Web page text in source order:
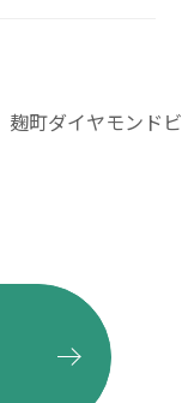
町ダイヤモンド